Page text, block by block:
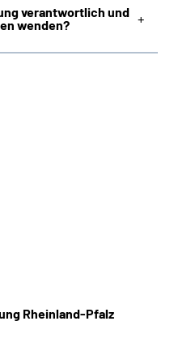
verantwortlich und
wenden?
Rheinland-Pfalz